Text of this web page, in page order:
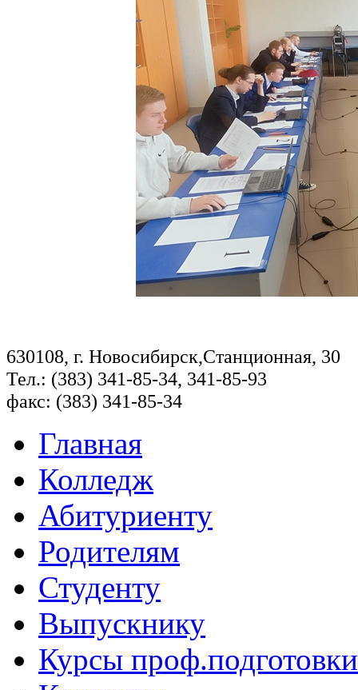
630108, г. Новосибирск,Станционная, 30
Тел.: (383) 341-85-34, 341-85-93
факс: (383) 341-85-34
Главная
Колледж
Абитуриенту
Родителям
Студенту
Выпускнику
Курсы проф.подготовки